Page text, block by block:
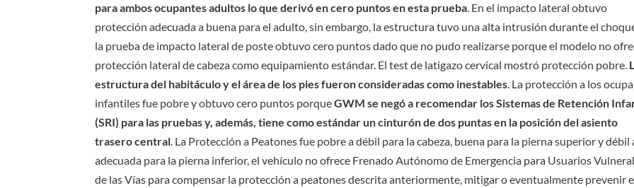
para ambos ocupantes adultos lo que derivó en cero puntos en esta prueba. En el impacto lateral obtuvo
protección adecuada a buena para el adulto, sin embargo, la estructura tuvo una alta intrusión durante el
la prueba de impacto lateral de poste obtuvo cero puntos dado que no pudo realizarse porque el modelo no
protección lateral de cabeza como equipamiento estándar. El test de latigazo cervical mostró protección pobre.
estructura del habitáculo y el área de los pies fueron consideradas como inestables. La protección a los
infantiles fue pobre y obtuvo cero puntos porqueGWM se negó a recomendar los Sistemas de Retención
(SRI) para las pruebas y, además, tiene como estándar un cinturón de dos puntas en la posición del asiento
trasero central. La Protección a Peatones fue pobre a débil para la cabeza, buena para la pierna superior y débil
adecuada para la pierna inferior, el vehículo no ofrece Frenado Autónomo de Emergencia para Usuarios
de las Vías para compensar la protección a peatones descrita anteriormente, mitigar o eventualmente prevenir